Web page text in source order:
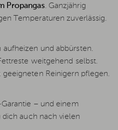
Propangas. Ganzjährig
Temperaturen zuverlässig.
und abbürsten.
weitgehend selbst.
Reinigern pflegen.
– und einem
dich auch nach vielen